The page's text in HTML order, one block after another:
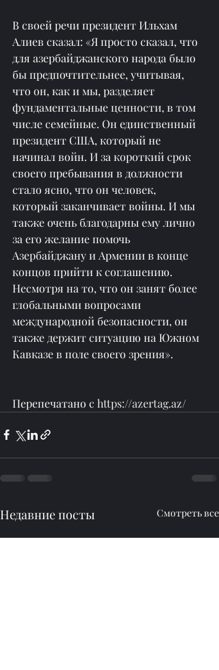
В своей речи президент Ильхам
Алиев сказал: «Я просто сказал, что
для азербайджанского народа было
бы предпочтительнее, учитывая,
что он, как и мы, разделяет
фундаментальные ценности, в том
числе семейные. Он единственный
президент США, который не
начинал войн. И за короткий срок
своего пребывания в должности
стало ясно, что он человек,
который заканчивает войны. И мы
также очень благодарны ему лично
за его желание помочь
Азербайджану и Армении в конце
концов прийти к соглашению.
Несмотря на то, что он занят более
глобальными вопросами
международной безопасности, он
также держит ситуацию на Южном
Кавказе в поле своего зрения».
Перепечатано с https://azertag.az/
Недавние посты Смотреть все